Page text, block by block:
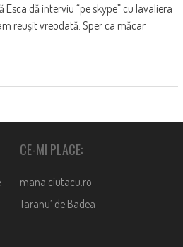
dă interviu “pe skype” cu lavaliera
reușit vreodată. Sper ca măcar
CE-MI PLACE:
mana.ciutacu.ro
Taranu’ de Badea